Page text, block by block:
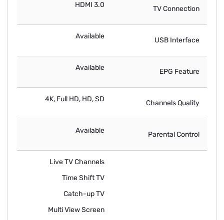
TV Connection
HDMI 3.0
USB Interface
Available
EPG Feature
Available
Channels Quality
4K, Full HD, HD, SD
Parental Control
Available
Live TV Channels
Time Shift TV
Catch-up TV
Multi View Screen